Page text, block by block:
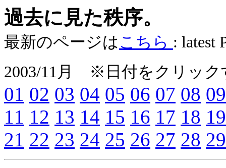
過去に見た秩序。
最新のページはこちら : latest
2003/11月 ※日付をクリック
01 02 03 04 05 06 07 08 09
11 12 13 14 15 16 17 18 19
21 22 23 24 25 26 27 28 29